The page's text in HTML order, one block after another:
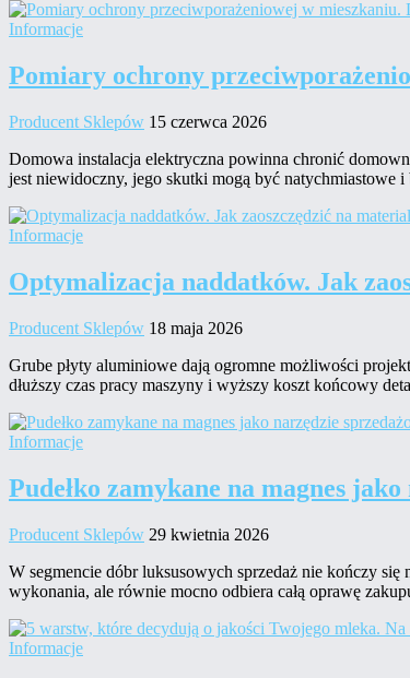
Informacje
Pomiary ochrony
Producent Sklepów 15 czerwca 2026
Domowa instalacja elektryczna powinna chronić
jest niewidoczny, jego skutki mogą być natychmiastowe
Informacje
Optymalizacja naddatków. Jak
Producent Sklepów 18 maja 2026
Grube płyty aluminiowe dają ogromne możliwości
dłuższy czas pracy maszyny i wyższy koszt końcowy
Informacje
Pudełko zamykane na magnes
Producent Sklepów 29 kwietnia 2026
W segmencie dóbr luksusowych sprzedaż nie kończy
wykonania, ale równie mocno odbiera całą oprawę
Informacje